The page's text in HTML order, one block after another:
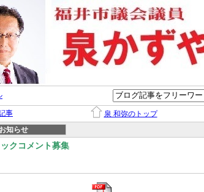
事 泉 和弥のトップ
お知らせ
クコメント募集